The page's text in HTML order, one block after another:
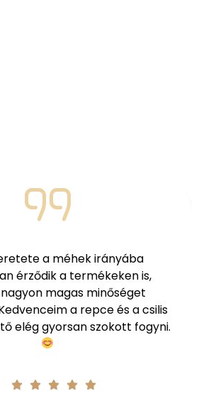
szoktam fogyasztani a
Télen propoliszt, tavasszal
nyáron a különböző
ősszel pedig a repceméz
a favorit.